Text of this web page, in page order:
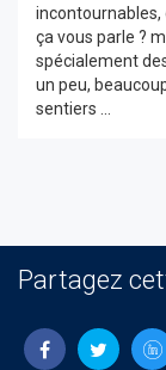
incontournables,
ça vous parle ?
spécialement
un peu,
sentiers ...
Partagez